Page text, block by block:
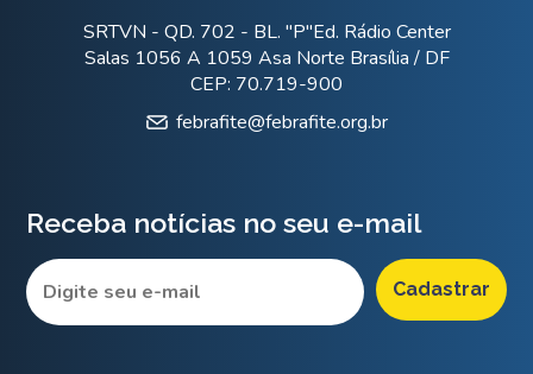
SRTVN - QD. 702 - BL. "P"Ed. Rádio Center
Salas 1056 A 1059 Asa Norte Brasília / DF
CEP: 70.719-900
febrafite@febrafite.org.br
Receba notícias no seu e-mail